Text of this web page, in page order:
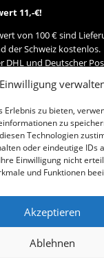
Einwilligung
Erlebnis zu bieten,
zu
Technologien
oder eindeutige IDs
Einwilligung nicht
und Funktionen
Akzeptieren
Ablehnen
11,-€!
von 100 € sind
der Schweiz kostenlos.
DHL und Deutscher
84